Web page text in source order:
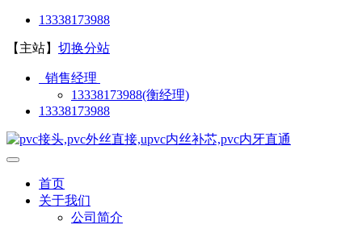
13338173988
【主站】 切换分站
销售经理
13338173988(衡经理)
13338173988
首页
关于我们
公司简介